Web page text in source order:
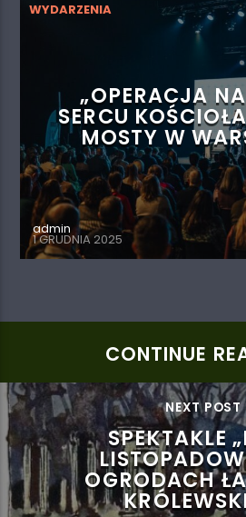
WYDARZENIA
„OPERACJA
SERCU
MOSTY W
admin
1 GRUDNIA 2025
CONTINUE
NEXT POST
SPEKTAKLE
OGRODACH